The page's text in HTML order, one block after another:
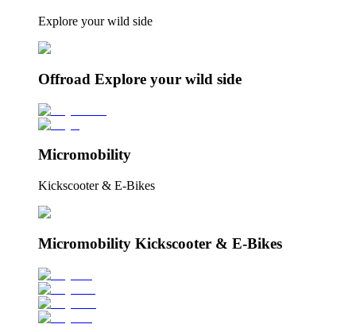
Explore your wild side
Offroad Explore your wild side
Micromobility
Kickscooter & E-Bikes
Micromobility Kickscooter & E-Bikes